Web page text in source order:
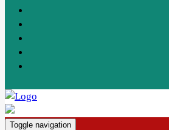
Toggle navigation